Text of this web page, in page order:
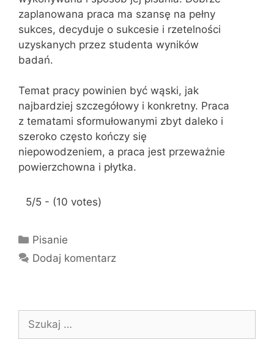
zaplanowana praca ma szansę na pełny
sukces, decyduje o sukcesie i rzetelności
uzyskanych przez studenta wyników
badań.
Temat pracy powinien być wąski, jak
najbardziej szczegółowy i konkretny. Praca
z tematami sformułowanymi zbyt daleko i
szeroko często kończy się
niepowodzeniem, a praca jest przeważnie
powierzchowna i płytka.
5/5 - (10 votes)
K
a
o
r
Pisanie
Dodaj komentarz